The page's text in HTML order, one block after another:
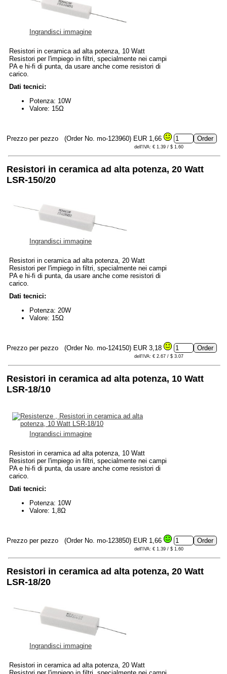
Ingrandisci immagine
Resistori in ceramica ad alta potenza, 10 Watt
Resistori per l'impiego in filtri, specialmente nei campi
PA e hi-fi di punta, da usare anche come resistori di
carico.
Dati tecnici:
Potenza: 10W
Valore: 15Ω
Prezzo per pezzo (Order No. mo-123960) EUR 1,66
dell'IVA: € 1.39 / $ 1.60
Resistori in ceramica ad alta potenza, 20 Watt
LSR-150/20
Ingrandisci immagine
Resistori in ceramica ad alta potenza, 20 Watt
Resistori per l'impiego in filtri, specialmente nei campi
PA e hi-fi di punta, da usare anche come resistori di
carico.
Dati tecnici:
Potenza: 20W
Valore: 15Ω
Prezzo per pezzo (Order No. mo-124150) EUR 3,18
dell'IVA: € 2.67 / $ 3.07
Resistori in ceramica ad alta potenza, 10 Watt
LSR-18/10
Ingrandisci immagine
Resistori in ceramica ad alta potenza, 10 Watt
Resistori per l'impiego in filtri, specialmente nei campi
PA e hi-fi di punta, da usare anche come resistori di
carico.
Dati tecnici:
Potenza: 10W
Valore: 1,8Ω
Prezzo per pezzo (Order No. mo-123850) EUR 1,66
dell'IVA: € 1.39 / $ 1.60
Resistori in ceramica ad alta potenza, 20 Watt
LSR-18/20
Ingrandisci immagine
Resistori in ceramica ad alta potenza, 20 Watt